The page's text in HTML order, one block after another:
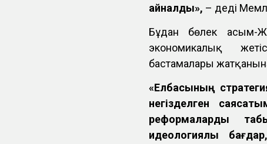
айналды», – деді
Бұдан бөлек Қасым-
экономикалық
бастамалары
«Елбасының
негізделген
реформаларды
идеологиялық